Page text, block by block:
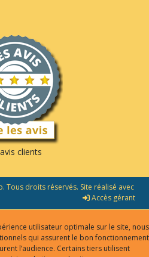
clients
Tous droits réservés. Site réalisé avec
Accès gérant
utilisateur optimale sur le site, nous
qui assurent le bon fonctionnement
l’audience. Certains tiers utilisent